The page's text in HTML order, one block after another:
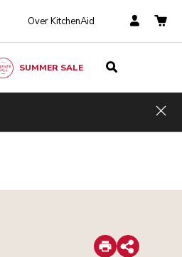
Over KitchenAid
SUMMER SALE
Print
Share